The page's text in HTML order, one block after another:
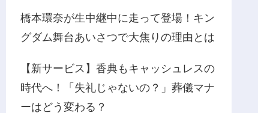
橋本環奈が生中継中に走って登場！キン
グダム舞台あいさつで大焦りの理由とは
【新サービス】香典もキャッシュレスの
時代へ！「失礼じゃないの？」葬儀マナ
ーはどう変わる？